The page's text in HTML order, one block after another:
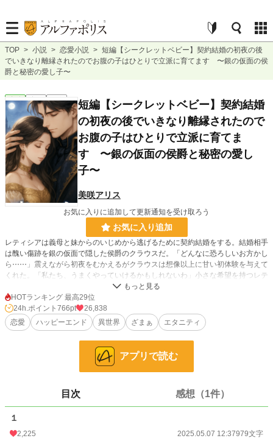
TOP > 小説 > 恋愛小説 > 短編【シークレットベビー】契約結婚の初夜の後
でいきなり離縁されたのでお腹の子はひとりで立派に育てます 〜銀の仮面の侯
爵と秘密の愛し子〜
恋愛 完結 短編
短編【シークレットベビー】契約結婚
の初夜の後でいきなり離縁されたので
お腹の子はひとりで立派に育てま
す 〜銀の仮面の侯爵と秘密の愛し
子〜
美咲アリス
お気に入りに追加して更新通知を受け取ろう
お気に入り追加
レティシアは義母と妹からのいじめから逃げるために契約結婚をする。結婚相手
は醜い傷跡を銀の仮面で隠した侯爵のクラウスだ。「どんなに恐ろしいお方かし
ら⋯⋯」震えながら初夜をむかえるがクラウスは想像以上に甘い初体験を与えて
くれた。「私たち、うまくやっていけるかもしれないわ」小さな希望を持つレテ
ィシア。だけどなぜかいきなり離縁をされてしまって⋯⋯？
小説 1,764 位 / 228,705 件
11,606
更新日時
HOTランキング 最高29位
24h.ポイント 766pt
26,838
恋愛
ハッピーエンド 異世界 ざまぁ エタニティ
アプリで読む
目次 感想（1件）
１
2,225 2025.05.07 12:37979文字